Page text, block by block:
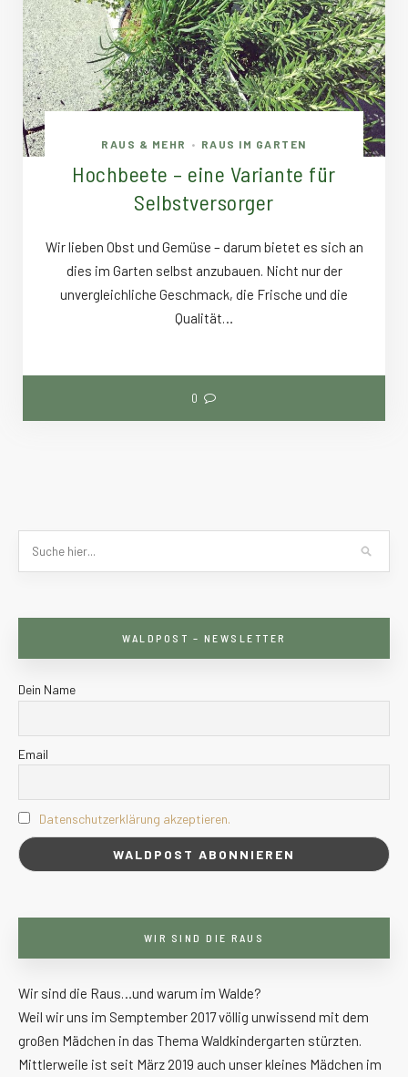
RAUS & MEHR • RAUS IM GARTEN
Hochbeete – eine Variante für
Selbstversorger
Wir lieben Obst und Gemüse – darum bietet es sich an
dies im Garten selbst anzubauen. Nicht nur der
unvergleichliche Geschmack, die Frische und die
Qualität…
0
WALDPOST – NEWSLETTER
Dein Name
Email
Datenschutzerklärung akzeptieren.
WIR SIND DIE RAUS
Wir sind die Raus…und warum im Walde?
Weil wir uns im Semptember 2017 völlig unwissend mit dem
großen Mädchen in das Thema Waldkindergarten stürzten.
Mittlerweile ist seit März 2019 auch unser kleines Mädchen im